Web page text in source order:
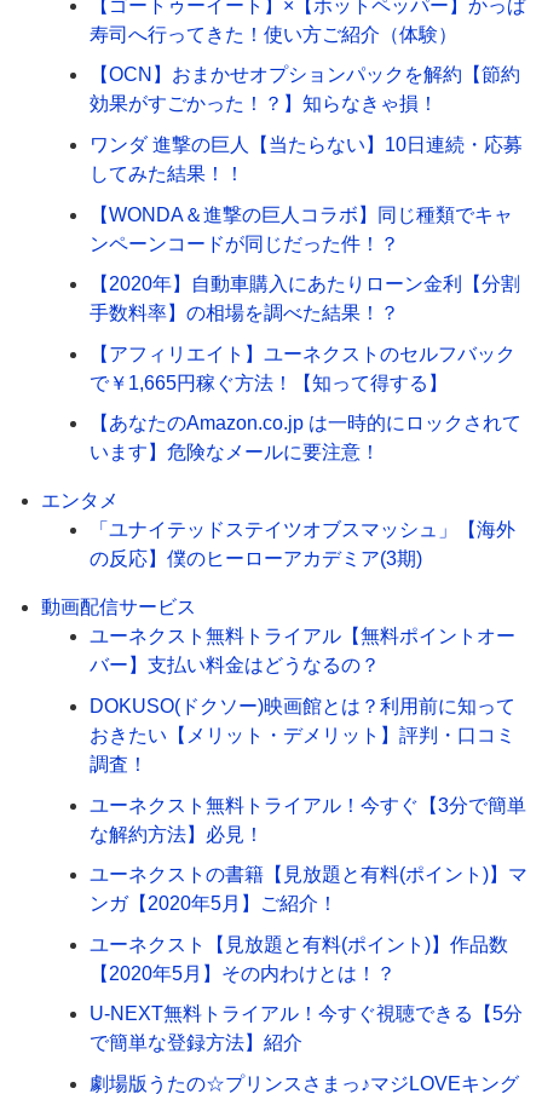
【ゴートゥーイート】×【ホットペッパー】かっぱ
寿司へ行ってきた！使い方ご紹介（体験）
【OCN】おまかせオプションパックを解約【節約
効果がすごかった！？】知らなきゃ損！
ワンダ 進撃の巨人【当たらない】10日連続・応募
してみた結果！！
【WONDA＆進撃の巨人コラボ】同じ種類でキャ
ンペーンコードが同じだった件！？
【2020年】自動車購入にあたりローン金利【分割
手数料率】の相場を調べた結果！？
【アフィリエイト】ユーネクストのセルフバック
で￥1,665円稼ぐ方法！【知って得する】
【あなたのAmazon.co.jp は一時的にロックされて
います】危険なメールに要注意！
エンタメ
「ユナイテッドステイツオブスマッシュ」【海外
の反応】僕のヒーローアカデミア(3期)
動画配信サービス
ユーネクスト無料トライアル【無料ポイントオー
バー】支払い料金はどうなるの？
DOKUSO(ドクソー)映画館とは？利用前に知って
おきたい【メリット・デメリット】評判・口コミ
調査！
ユーネクスト無料トライアル！今すぐ【3分で簡単
な解約方法】必見！
ユーネクストの書籍【見放題と有料(ポイント)】マ
ンガ【2020年5月】ご紹介！
ユーネクスト【見放題と有料(ポイント)】作品数
【2020年5月】その内わけとは！？
U-NEXT無料トライアル！今すぐ視聴できる【5分
で簡単な登録方法】紹介
劇場版うたの☆プリンスさまっ♪マジLOVEキング